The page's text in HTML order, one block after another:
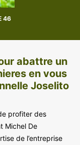
46
abattre un
en vous
Joselito
profiter des
Michel De
de l’entreprise